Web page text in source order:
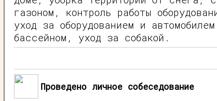
газоном, контроль работы
уход за оборудованием и
бассейном, уход за собакой.
Проведено личное собеседование